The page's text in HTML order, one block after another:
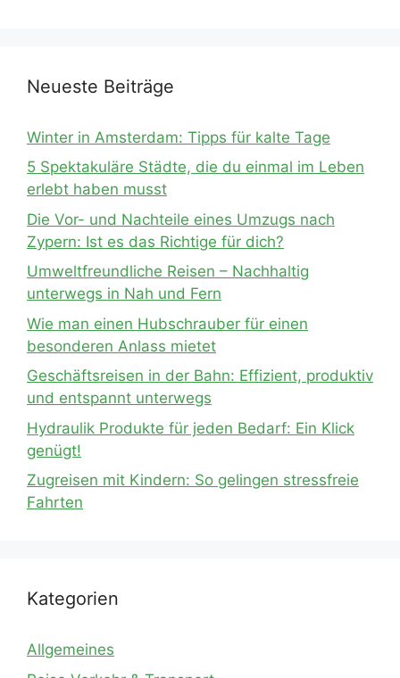
Neueste Beiträge
Winter in Amsterdam: Tipps für kalte Tage
5 Spektakuläre Städte, die du einmal im Leben
erlebt haben musst
Die Vor- und Nachteile eines Umzugs nach
Zypern: Ist es das Richtige für dich?
Umweltfreundliche Reisen – Nachhaltig
unterwegs in Nah und Fern
Wie man einen Hubschrauber für einen
besonderen Anlass mietet
Geschäftsreisen in der Bahn: Effizient, produktiv
und entspannt unterwegs
Hydraulik Produkte für jeden Bedarf: Ein Klick
genügt!
Zugreisen mit Kindern: So gelingen stressfreie
Fahrten
Kategorien
Allgemeines